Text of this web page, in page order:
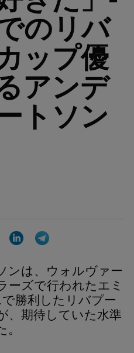
のリバ
ップ優
アンデ
トソン
WhatsAppLinkedIn
ーズで行われたエミ
勝利したリバプー
、期待していた水準